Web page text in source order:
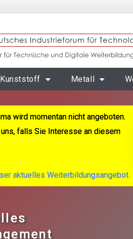
Kunststoff Metall
wird momentan nicht angeboten.
falls Sie Interesse an diesem
aktuelles Weiterbildungsangebot.